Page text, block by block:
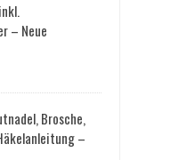
– Neue
Brosche,
–